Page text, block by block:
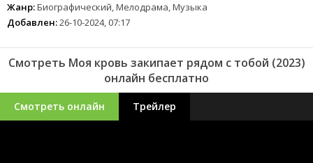
Жанр:Биографический, Мелодрама, Музыка
Добавлен:26-10-2024, 07:17
Смотреть Моя кровь закипает рядом с тобой (2023)
онлайн бесплатно
Смотреть онлайн Трейлер